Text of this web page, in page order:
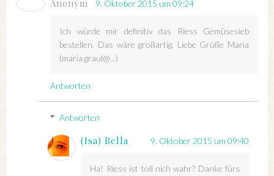
Anonym 9. Oktober 2015 um 09:24
Ich würde mir definitiv das Riess Gemüsesieb
bestellen. Das wäre großartig. Liebe Grüße Maria
(maria.graul@...)
Antworten
Antworten
(Isa) Bella 9. Oktober 2015 um 09:40
Ha! Riess ist toll nich wahr? Danke fürs